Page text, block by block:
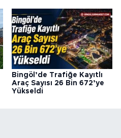
Bingöl’de Trafiğe Kayıtlı
Araç Sayısı 26 Bin 672’ye
Yükseldi